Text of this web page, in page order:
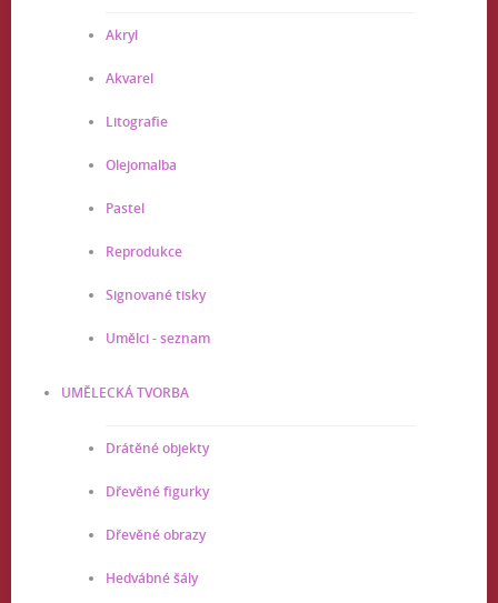
Akryl
Akvarel
Litografie
Olejomalba
Pastel
Reprodukce
Signované tisky
Umělci - seznam
UMĚLECKÁ TVORBA
Drátěné objekty
Dřevěné figurky
Dřevěné obrazy
Hedvábné šály